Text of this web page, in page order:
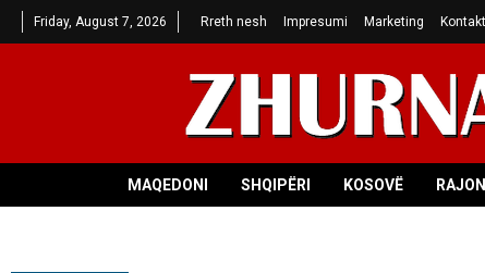
Friday, August 7, 2026 Rreth nesh Impresumi Marketing Kontakt
MAQEDONI SHQIPËRI KOSOVË